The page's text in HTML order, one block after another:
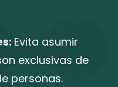
Evita asumir
exclusivas de
personas.